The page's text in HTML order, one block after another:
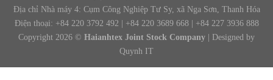
Địa chỉ Nhà máy 4: Cụm Công Nghiệp Tư Sy, xã Nga Sơn, Thanh Hóa
Điện thoại: +84 220 3792 492 | +84 220 3689 668 | +84 227 3936 888
Copyright 2026 © Haianhtex Joint Stock Company | Designed by
Quynh IT